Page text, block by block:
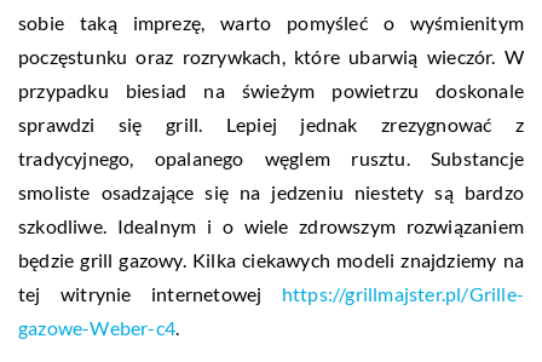
sobie taką imprezę, warto pomyśleć o wyśmienitym
poczęstunku oraz rozrywkach, które ubarwią wieczór. W
przypadku biesiad na świeżym powietrzu doskonale
sprawdzi się grill. Lepiej jednak zrezygnować z
tradycyjnego, opalanego węglem rusztu. Substancje
smoliste osadzające się na jedzeniu niestety są bardzo
szkodliwe. Idealnym i o wiele zdrowszym rozwiązaniem
będzie grill gazowy. Kilka ciekawych modeli znajdziemy na
tej witrynie internetowej https://grillmajster.pl/Grille-
gazowe-Weber-c4.